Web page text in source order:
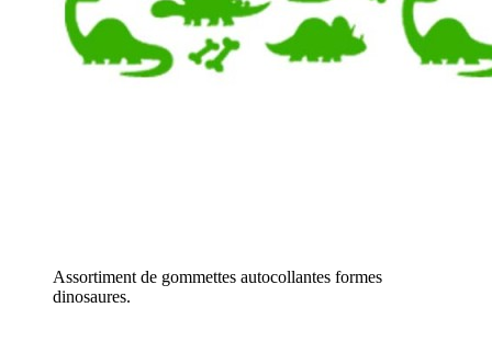
Assortiment de gommettes autocollantes formes
dinosaures.